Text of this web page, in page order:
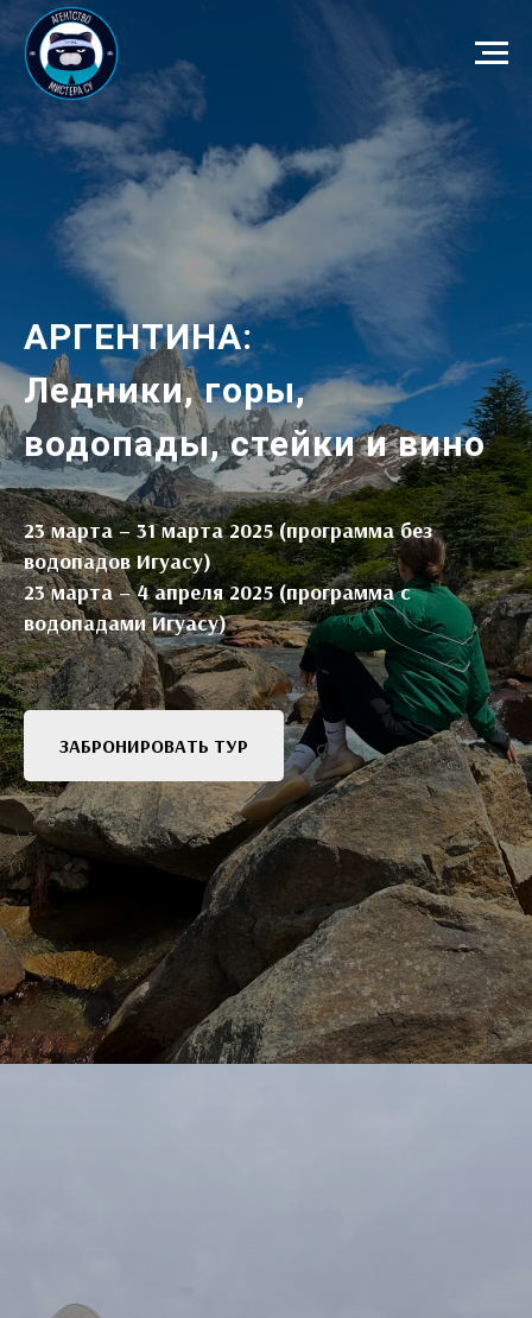
АРГЕНТИНА:
Ледники, горы,
водопады, стейки и вино
23 марта – 31 марта 2025 (программа без
водопадов Игуасу)
23 марта – 4 апреля 2025 (программа с
водопадами Игуасу)
ЗАБРОНИРОВАТЬ ТУР